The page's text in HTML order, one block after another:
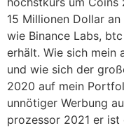
15 Millionen Dollar
wie Binance Labs,
erhält. Wie sich mein
und wie sich der
2020 auf mein
unnötiger Werbung
prozessor 2021 er